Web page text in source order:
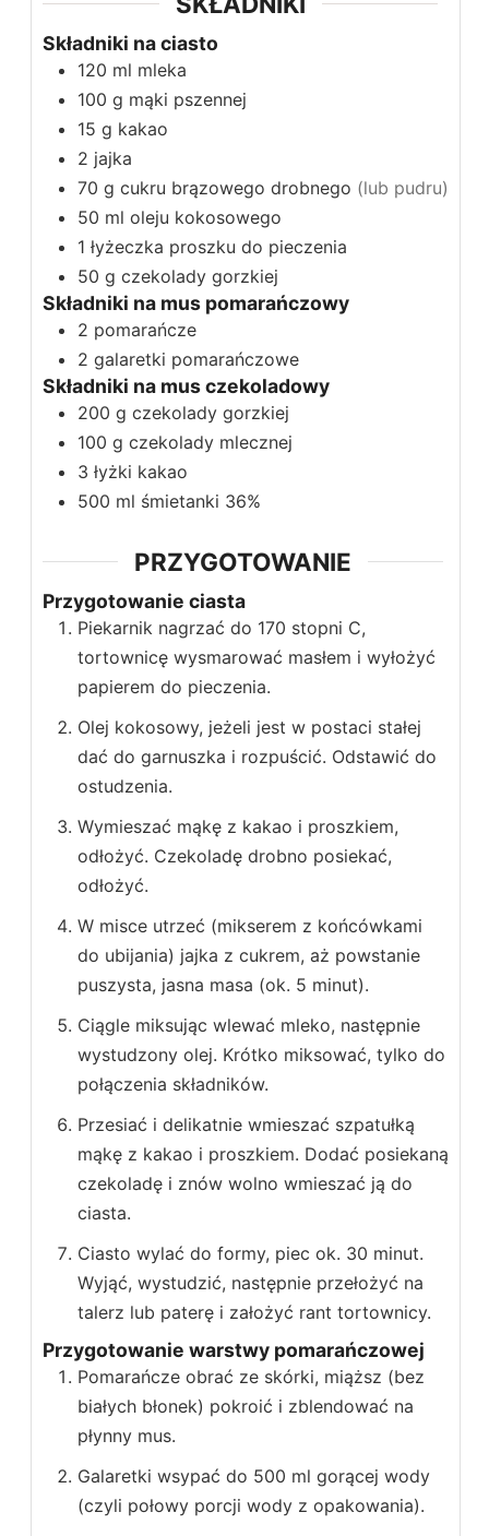
Składniki na ciasto
120 ml mleka
100 g mąki pszennej
15 g kakao
2 jajka
70 g cukru brązowego drobnego (lub pudru)
50 ml oleju kokosowego
1 łyżeczka proszku do pieczenia
50 g czekolady gorzkiej
Składniki na mus pomarańczowy
2 pomarańcze
2 galaretki pomarańczowe
Składniki na mus czekoladowy
200 g czekolady gorzkiej
100 g czekolady mlecznej
3 łyżki kakao
500 ml śmietanki 36%
PRZYGOTOWANIE
Przygotowanie ciasta
Piekarnik nagrzać do 170 stopni C,
tortownicę wysmarować masłem i wyłożyć
papierem do pieczenia.
Olej kokosowy, jeżeli jest w postaci stałej
dać do garnuszka i rozpuścić. Odstawić do
ostudzenia.
Wymieszać mąkę z kakao i proszkiem,
odłożyć. Czekoladę drobno posiekać,
odłożyć.
W misce utrzeć (mikserem z końcówkami
do ubijania) jajka z cukrem, aż powstanie
puszysta, jasna masa (ok. 5 minut).
Ciągle miksując wlewać mleko, następnie
wystudzony olej. Krótko miksować, tylko do
połączenia składników.
Przesiać i delikatnie wmieszać szpatułką
mąkę z kakao i proszkiem. Dodać posiekaną
czekoladę i znów wolno wmieszać ją do
ciasta.
Ciasto wylać do formy, piec ok. 30 minut.
Wyjąć, wystudzić, następnie przełożyć na
talerz lub paterę i założyć rant tortownicy.
Przygotowanie warstwy pomarańczowej
Pomarańcze obrać ze skórki, miąższ (bez
białych błonek) pokroić i zblendować na
płynny mus.
Galaretki wsypać do 500 ml gorącej wody
(czyli połowy porcji wody z opakowania).